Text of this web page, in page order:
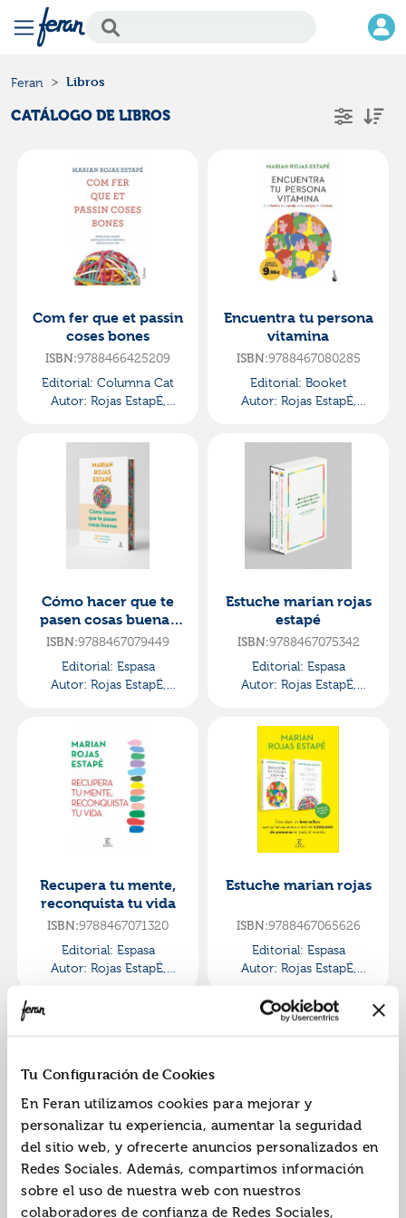
Tu Configuración de Cookies
En Feran utilizamos cookies para mejorar y
personalizar tu experiencia, aumentar la seguridad
del sitio web, y ofrecerte anuncios personalizados en
Redes Sociales. Además, compartimos información
sobre el uso de nuestra web con nuestros
colaboradores de confianza de Redes Sociales,
Feran Libros
CATÁLOGO DE LIBROS
Com fer que et passin
coses bones
ISBN:9788466425209
Editorial: Columna Cat
Autor: Rojas EstapÉ,
Encuentra tu persona
vitamina
ISBN:9788467080285
Editorial: Booket
Autor: Rojas EstapÉ,
Cómo hacer que te
pasen cosas buenas
(edición especial con
ISBN:9788467079449
Editorial: Espasa
Autor: Rojas EstapÉ,
Estuche marian rojas
estapé
ISBN:9788467075342
Editorial: Espasa
Autor: Rojas EstapÉ,
Recupera tu mente,
reconquista tu vida
ISBN:9788467071320
Editorial: Espasa
Autor: Rojas EstapÉ,
Estuche marian rojas
ISBN:9788467065626
Editorial: Espasa
Autor: Rojas EstapÉ,
Encuentra tu persona
vitamina
ISBN:9788467062212
Cómo hacer que te
pasen cosas buenas
(edición especial)
ISBN:9788467057669